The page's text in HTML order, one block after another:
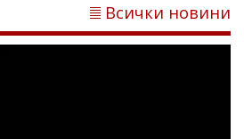
Всички новини